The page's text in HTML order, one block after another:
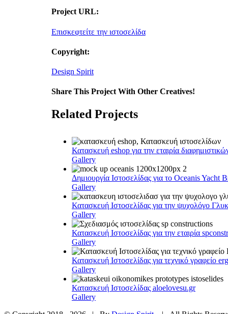
Project URL:
Επισκεφτείτε την ιστοσελίδα
Copyright:
Design Spirit
Share This Project With Other Creatives!
Facebook
Twitter
Whatsapp
Google+
Pinterest
Email
Related Projects
Κατασκευή eshop για την εταιρία
Gallery
Δημιουργία Ιστοσελίδας για το Oceanis
Gallery
Κατασκευή Ιστοσελίδας για την ψυχολόγο
Gallery
Κατασκευή Ιστοσελίδας για την εταιρία
Gallery
Κατασκευή Ιστοσελίδας για τεχνικό γραφείο
Gallery
Κατασκευή Ιστοσελίδας aloelovesu.gr
Gallery